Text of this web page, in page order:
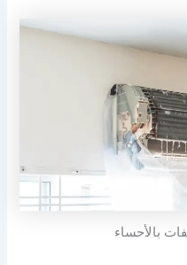
بالأحساء